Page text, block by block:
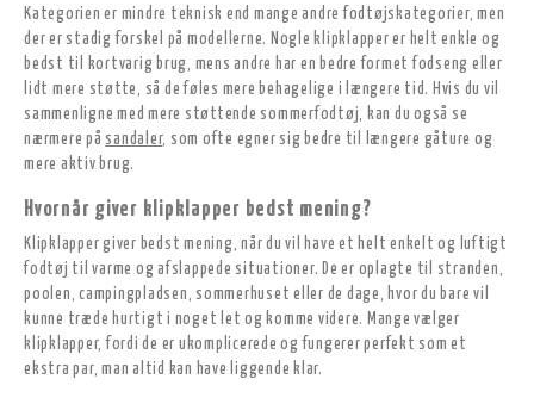
Kategorien er mindre teknisk end mange andre fodtøjskategorier, men
der er stadig forskel på modellerne. Nogle klipklapper er helt enkle og
bedst til kortvarig brug, mens andre har en bedre formet fodseng eller
lidt mere støtte, så de føles mere behagelige i længere tid. Hvis du vil
sammenligne med mere støttende sommerfodtøj, kan du også se
nærmere på sandaler, som ofte egner sig bedre til længere gåture og
mere aktiv brug.
Hvornår giver klipklapper bedst mening?
Klipklapper giver bedst mening, når du vil have et helt enkelt og luftigt
fodtøj til varme og afslappede situationer. De er oplagte til stranden,
poolen, campingpladsen, sommerhuset eller de dage, hvor du bare vil
kunne træde hurtigt i noget let og komme videre. Mange vælger
klipklapper, fordi de er ukomplicerede og fungerer perfekt som et
ekstra par, man altid kan have liggende klar.